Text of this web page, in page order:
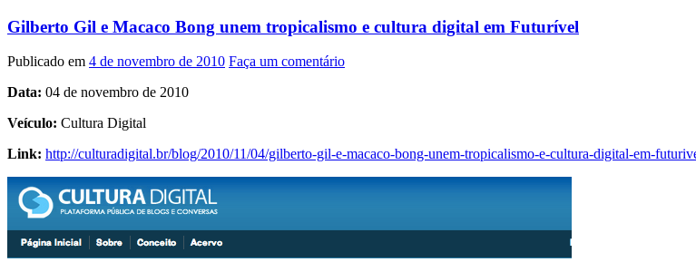
Gilberto Gil e Macaco Bong unem tropicalismo e cultura digital em Futurível
Publicado em 4 de novembro de 2010 Faça um comentário
Data: 04 de novembro de 2010
Veículo: Cultura Digital
Link: http://culturadigital.br/blog/2010/11/04/gilberto-gil-e-macaco-bong-unem-tropicalismo-e-cultura-digital-em-